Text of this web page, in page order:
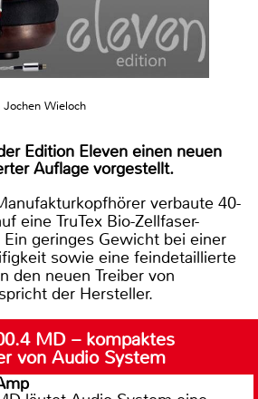
Wieloch
Edition Eleven einen neuen
Auflage vorgestellt.
verbaute 40-
eine TruTex Bio-Zellfaser-
geringes Gewicht bei einer
sowie eine feindetaillierte
den neuen Treiber von
der Hersteller.
MD – kompaktes
von Audio System